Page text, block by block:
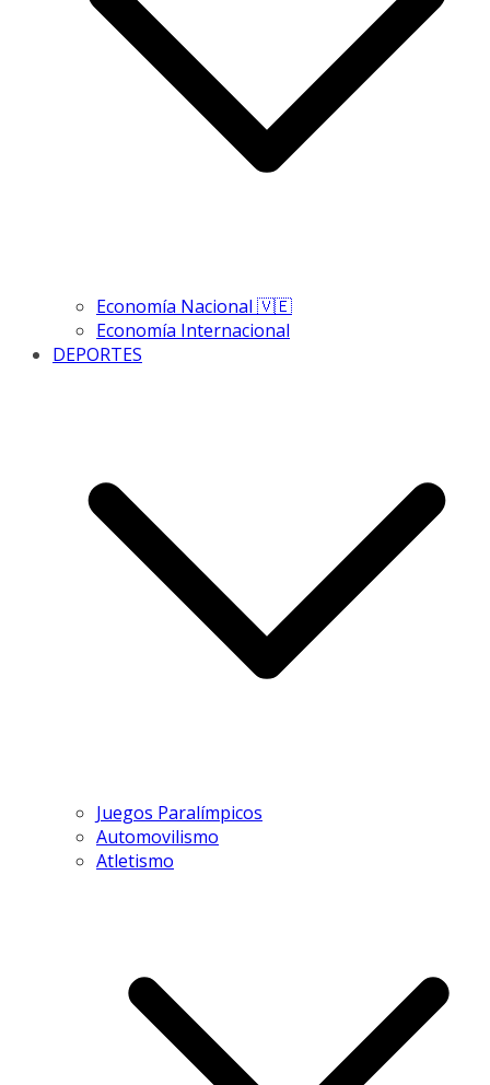
Economía Nacional 🇻🇪
Economía Internacional
DEPORTES
Juegos Paralímpicos
Automovilismo
Atletismo